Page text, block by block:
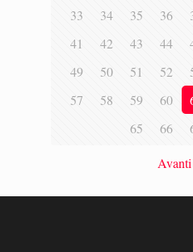
33
34 35 36
41
42 43 44
49
50 51 52
57
58 59 60
65
66
Avanti